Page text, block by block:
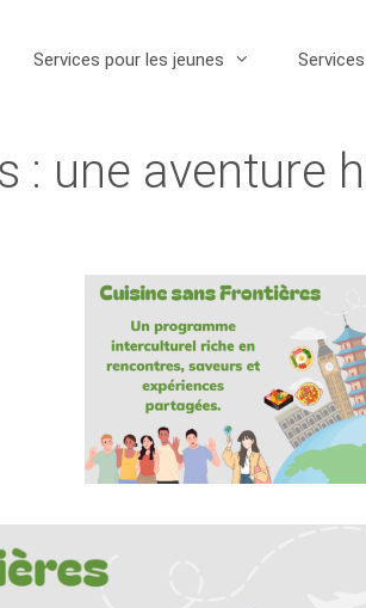
Services pour les jeunes
: une aventure